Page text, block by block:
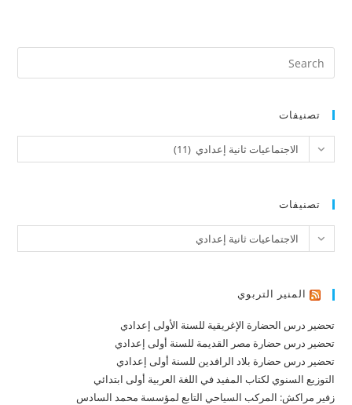
تصنيفات
تصنيفاتالاجتماعيات ثانية إعدادي (11)
تصنيفات
تصنيفاتالاجتماعيات ثانية إعدادي
المنير التربوي
تحضير درس الحضارة الإغريقية للسنة الأولى إعدادي
تحضير درس حضارة مصر القديمة للسنة أولى إعدادي
تحضير درس حضارة بلاد الرافدين للسنة أولى إعدادي
التوزيع السنوي لكتاب المفيد في اللغة العربية أولى ابتدائي
زفير مراكش: المركب السياحي التابع لمؤسسة محمد السادس